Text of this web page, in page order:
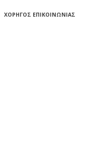
ΧΟΡΗΓΟΣ ΕΠΙΚΟΙΝΩΝΙΑΣ